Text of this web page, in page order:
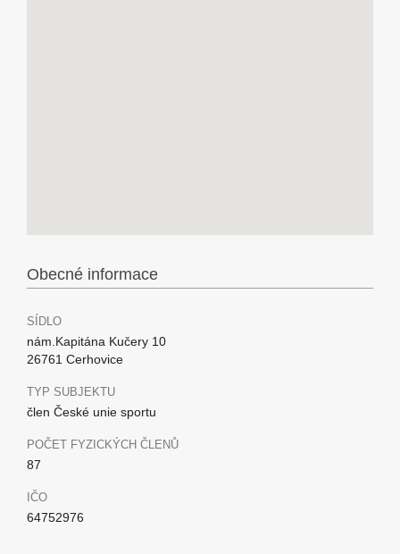
Obecné informace
SÍDLO
nám.Kapitána Kučery 10
26761 Cerhovice
TYP SUBJEKTU
člen České unie sportu
POČET FYZICKÝCH ČLENŮ
87
IČO
64752976